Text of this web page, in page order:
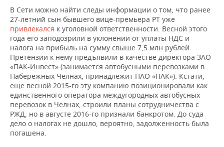
В Сети можно найти следы информации о том, что ранее
27-летний сын бывшего вице-премьера РТ уже
привлекался к уголовной ответственности. Весной этого
года его заподозрили в уклонении от уплаты НДС и
налога на прибыль на сумму свыше 7,5 млн рублей.
Претензии к нему предъявили в качестве директора ЗАО
«ПАК-Инвест» (занимается автобусными перевозками в
Набережных Челнах, принадлежит ПАО «ПАК»). Кстати,
еще весной 2015-го эту компанию позиционировали как
единственного оператора междугородных автобусных
перевозок в Челнах, строили планы сотрудничества с
РЖД, но в августе 2016-го признали банкротом. До суда
дело о налогах не дошло, вероятно, задолженность была
погашена.